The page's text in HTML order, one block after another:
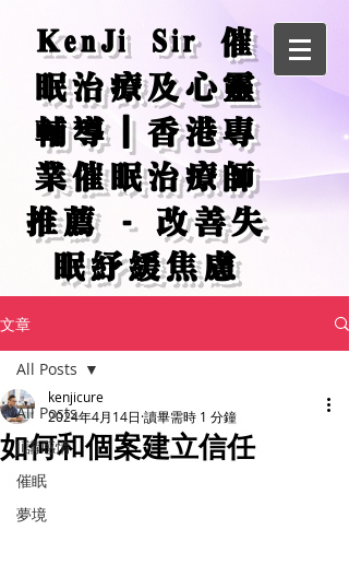
KenJi Sir 催
眠治療及心靈
輔導｜香港專
業催眠治療師
推薦 - 改善失
眠紓緩焦慮
文章
All Posts
Ji講感情
催眠
夢境
All Posts
如何和個案建立信任
kenjicure
2024年4月14日 讀畢需時 1 分鐘